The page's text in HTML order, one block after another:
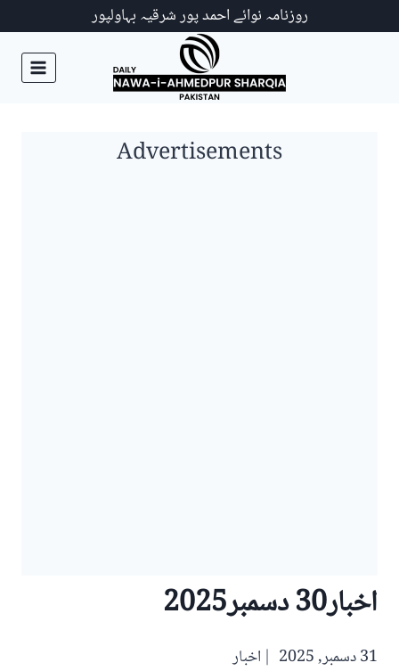
روزنامہ نوائے احمد پور شرقیہ بہاولپور
Advertisements
اخبار30 دسمبر2025
31 دسمبر, 2025 اخبار